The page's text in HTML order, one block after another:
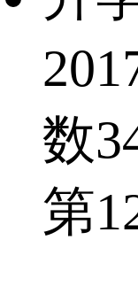
数
第